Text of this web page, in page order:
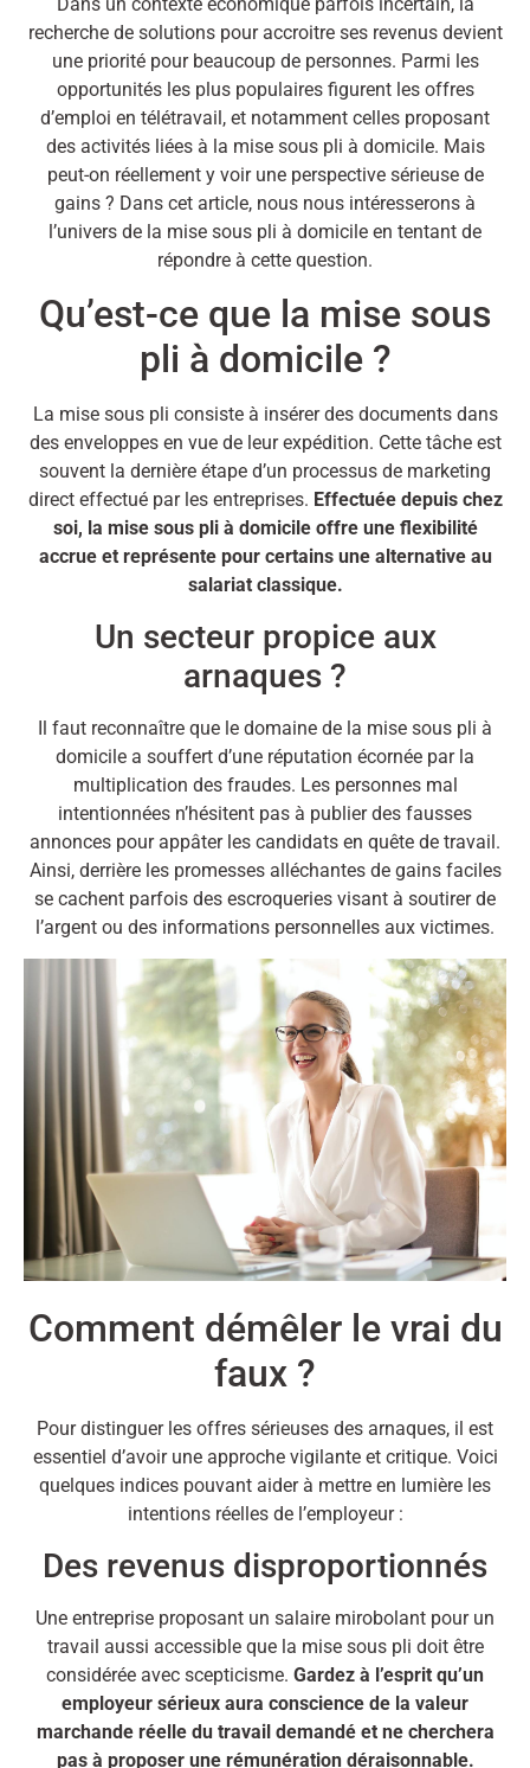
recherche de solutions pour accroitre ses revenus devient
une priorité pour beaucoup de personnes. Parmi les
opportunités les plus populaires figurent les offres
d’emploi en télétravail, et notamment celles proposant
des activités liées à la mise sous pli à domicile. Mais
peut-on réellement y voir une perspective sérieuse de
gains ? Dans cet article, nous nous intéresserons à
l’univers de la mise sous pli à domicile en tentant de
répondre à cette question.
Qu’est-ce que la mise sous
pli à domicile ?
La mise sous pli consiste à insérer des documents dans
des enveloppes en vue de leur expédition. Cette tâche est
souvent la dernière étape d’un processus de marketing
direct effectué par les entreprises. Effectuée depuis chez
soi, la mise sous pli à domicile offre une flexibilité
accrue et représente pour certains une alternative au
salariat classique.
Un secteur propice aux
arnaques ?
Il faut reconnaître que le domaine de la mise sous pli à
domicile a souffert d’une réputation écornée par la
multiplication des fraudes. Les personnes mal
intentionnées n’hésitent pas à publier des fausses
annonces pour appâter les candidats en quête de travail.
Ainsi, derrière les promesses alléchantes de gains faciles
se cachent parfois des escroqueries visant à soutirer de
l’argent ou des informations personnelles aux victimes.
Comment démêler le vrai du
faux ?
Pour distinguer les offres sérieuses des arnaques, il est
essentiel d’avoir une approche vigilante et critique. Voici
quelques indices pouvant aider à mettre en lumière les
intentions réelles de l’employeur :
Des revenus disproportionnés
Une entreprise proposant un salaire mirobolant pour un
travail aussi accessible que la mise sous pli doit être
considérée avec scepticisme. Gardez à l’esprit qu’un
employeur sérieux aura conscience de la valeur
marchande réelle du travail demandé et ne cherchera
pas à proposer une rémunération déraisonnable.